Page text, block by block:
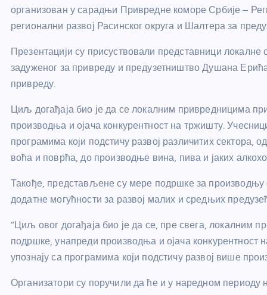
организован у сарадњи Привредне коморе Србије –
регионални развој Расинског округа и Шалтера за
Презентацији су присуствовали представници
задуженог за привреду и предузетништво Душана
привреду.
Циљ догађаја био је да се локалним привредницима
производња и ојача конкурентност на тржишту.
програмима који подстичу развој различитих
воћа и поврћа, до производње вина, пива и јаких
Такође, представљене су мере подршке за производњу
додатне могућности за развој малих и средњих
“Циљ овог догађаја био је да се, пре свега, локалним
подршке, унапреди производња и ојача
упознају са програмима који подстичу развој више
Организатори су поручили да ће и у наредном